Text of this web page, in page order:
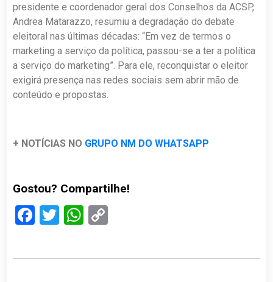
presidente e coordenador geral dos Conselhos da ACSP,
Andrea Matarazzo, resumiu a degradação do debate
eleitoral nas últimas décadas: “Em vez de termos o
marketing a serviço da política, passou-se a ter a política
a serviço do marketing”. Para ele, reconquistar o eleitor
exigirá presença nas redes sociais sem abrir mão de
conteúdo e propostas.
+ NOTÍCIAS NO GRUPO NM DO WHATSAPP
Gostou? Compartilhe!
Facebook
TwitterWhatsApp